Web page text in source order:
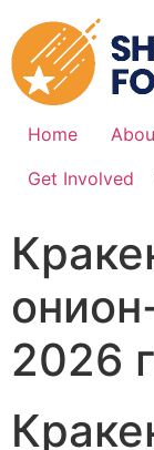
to
content
Home
Get Involved
2026